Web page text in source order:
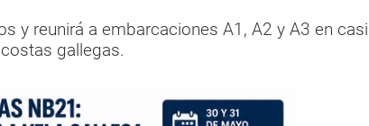
y reunirá a embarcaciones A1, A2 y A3 en casi
gallegas.